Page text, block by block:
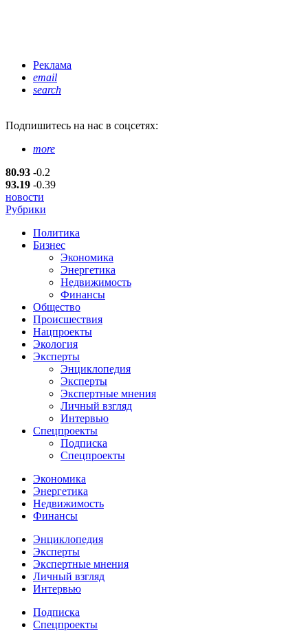
Реклама
email
search
Подпишитесь на нас в соцсетях:
more
80.93 -0.2
93.19 -0.39
новости
Рубрики
Политика
Бизнес
Экономика
Энергетика
Недвижимость
Финансы
Общество
Происшествия
Нацпроекты
Экология
Эксперты
Энциклопедия
Эксперты
Экспертные мнения
Личный взгляд
Интервью
Спецпроекты
Подписка
Спецпроекты
Экономика
Энергетика
Недвижимость
Финансы
Энциклопедия
Эксперты
Экспертные мнения
Личный взгляд
Интервью
Подписка
Спецпроекты